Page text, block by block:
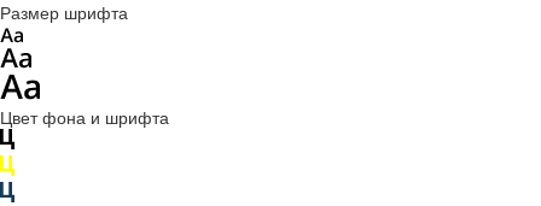
Размер шрифта
Цвет фона и шрифта